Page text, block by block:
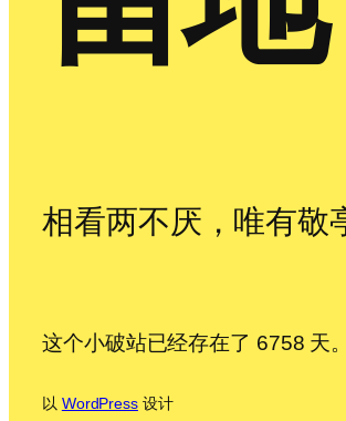
相看两不厌，唯有敬
这个小破站已经存在了 6758 天。
以 WordPress设计